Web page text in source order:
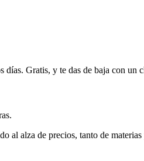
Gratis, y te das de baja con un
al alza de precios, tanto de